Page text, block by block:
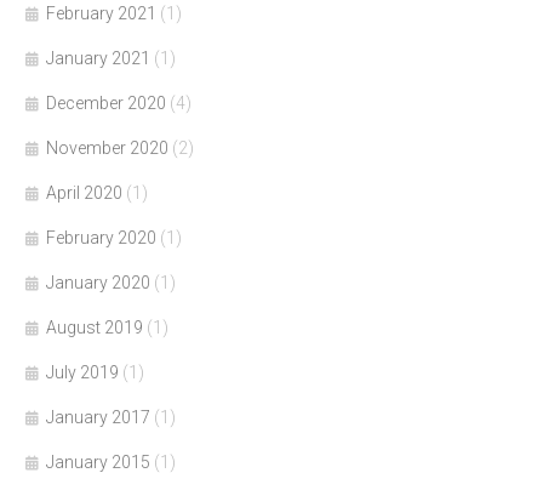
February 2021 (1)
January 2021 (1)
December 2020 (4)
November 2020 (2)
April 2020 (1)
February 2020 (1)
January 2020 (1)
August 2019 (1)
July 2019 (1)
January 2017 (1)
January 2015 (1)